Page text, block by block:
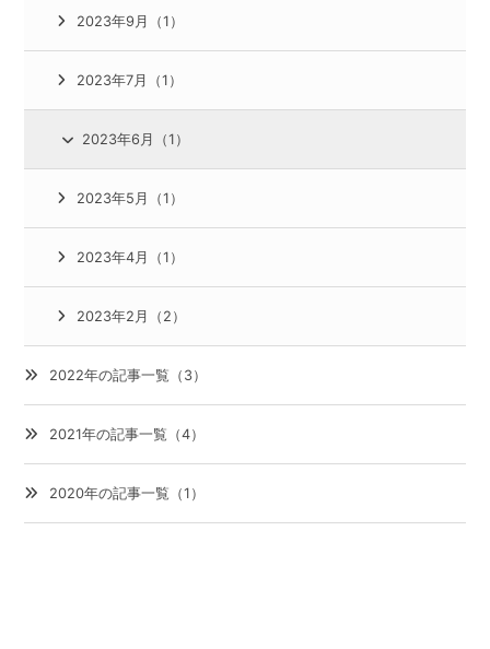
2023年9月（1）
2023年7月（1）
2023年6月（1）
2023年5月（1）
2023年4月（1）
2023年2月（2）
2022年の記事一覧（3）
2021年の記事一覧（4）
2020年の記事一覧（1）